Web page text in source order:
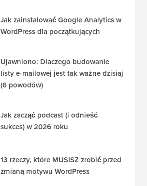
Jak zainstalować Google Analytics w
WordPress dla początkujących
Ujawniono: Dlaczego budowanie
listy e-mailowej jest tak ważne dzisiaj
(6 powodów)
Jak zacząć podcast (i odnieść
sukces) w 2026 roku
13 rzeczy, które MUSISZ zrobić przed
zmianą motywu WordPress